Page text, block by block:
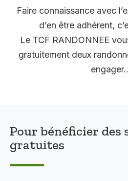
Faire connaissance avec
d’en être adhérent,
Le TCF RANDONNEE
gratuitement deux
engager..
Pour bénéficier des
gratuites